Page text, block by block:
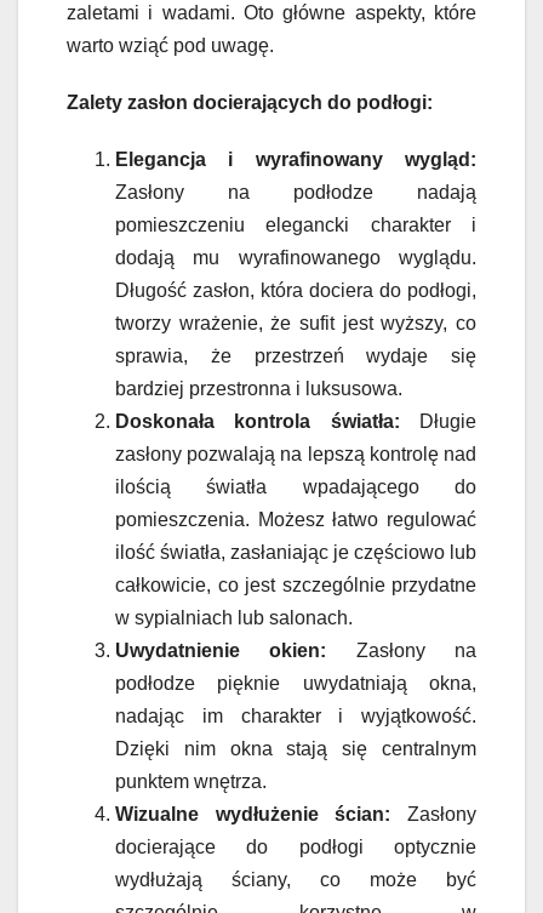
zaletami i wadami. Oto główne aspekty, które
warto wziąć pod uwagę.
Zalety zasłon docierających do podłogi:
Elegancja i wyrafinowany wygląd:
Zasłony na podłodze nadają
pomieszczeniu elegancki charakter i
dodają mu wyrafinowanego wyglądu.
Długość zasłon, która dociera do podłogi,
tworzy wrażenie, że sufit jest wyższy, co
sprawia, że przestrzeń wydaje się
bardziej przestronna i luksusowa.
Doskonała kontrola światła: Długie
zasłony pozwalają na lepszą kontrolę nad
ilością światła wpadającego do
pomieszczenia. Możesz łatwo regulować
ilość światła, zasłaniając je częściowo lub
całkowicie, co jest szczególnie przydatne
w sypialniach lub salonach.
Uwydatnienie okien: Zasłony na
podłodze pięknie uwydatniają okna,
nadając im charakter i wyjątkowość.
Dzięki nim okna stają się centralnym
punktem wnętrza.
Wizualne wydłużenie ścian: Zasłony
docierające do podłogi optycznie
wydłużają ściany, co może być